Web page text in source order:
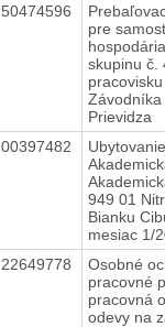
50474596
pre
skupinu č.
pracovisku
Závodníka
Prievidza
00397482
949 01
Bianku
mesiac 1/
22649778
Osobné
pracovné
pracovná
odevy na